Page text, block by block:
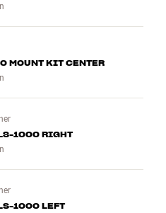
MOUNT KIT CENTER
1000 RIGHT
1000 LEFT